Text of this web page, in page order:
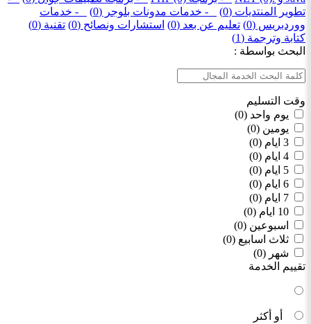
تطوير المنتديات (0)
- خدمات مدونات بلوجر (0)
- خدمات
ووردبريس (0)
تعليم عن بعد (0) استشارات ونصائح (0)
تقنية (0)
كتابة وترجمة (1)
البحث بواسطة :
وقت التسليم
يوم واحد (0)
يومين (0)
اسبوعين (0)
ثلاث اسابيع (0)
شهر (0)
تقييم الخدمة
أو أكثر